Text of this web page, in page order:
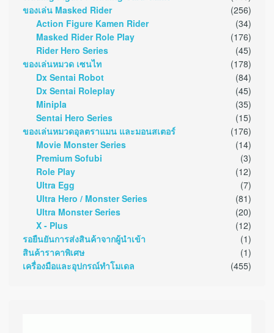
ของเล่น Masked Rider
(256)
Action Figure Kamen Rider
(34)
Masked Rider Role Play
(176)
Rider Hero Series
(45)
ของเล่นหมวด เซนไท
(178)
Dx Sentai Robot
(84)
Dx Sentai Roleplay
(45)
Minipla
(35)
Sentai Hero Series
(15)
ของเล่นหมวดอุลตราแมน และมอนสเตอร์
(176)
Movie Monster Series
(14)
Premium Sofubi
(3)
Role Play
(12)
Ultra Egg
(7)
Ultra Hero / Monster Series
(81)
Ultra Monster Series
(20)
X - Plus
(12)
รอยืนยันการส่งสินค้าจากผู้นำเข้า
(1)
สินค้าราคาพิเศษ
(1)
เครื่องมือและอุปกรณ์ทำโมเดล
(455)